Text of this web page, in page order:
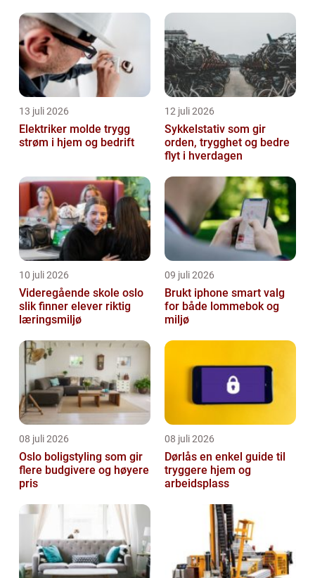
13 juli 2026
Elektriker molde trygg
strøm i hjem og bedrift
12 juli 2026
Sykkelstativ som gir
orden, trygghet og bedre
flyt i hverdagen
10 juli 2026
Videregående skole oslo
slik finner elever riktig
læringsmiljø
09 juli 2026
Brukt iphone smart valg
for både lommebok og
miljø
08 juli 2026
Oslo boligstyling som gir
flere budgivere og høyere
pris
08 juli 2026
Dørlås en enkel guide til
tryggere hjem og
arbeidsplass